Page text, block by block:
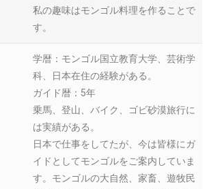
私の趣味はモンゴル料理を作ることで
す。
学暦：モンゴル国立教育大学、芸術学
科、日本在住の経験がある。
ガイド暦：5年
乗馬、登山、バイク、ゴビ砂漠旅行に
は実績がある。
日本で仕事をしてたが、今は皆様にガ
イドとしてモンゴルをご案内していま
す。モンゴルの大自然、家畜、遊牧民